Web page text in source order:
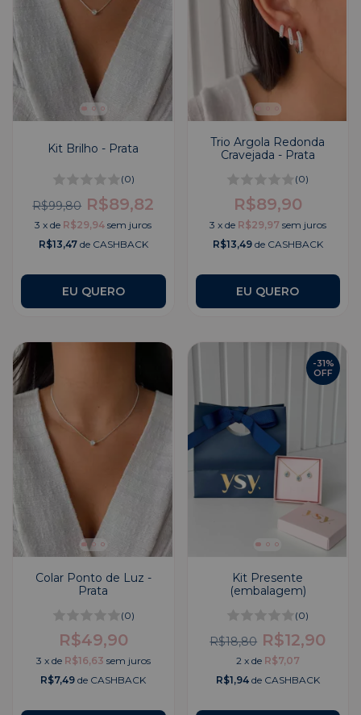
Kit Brilho - Prata
(0)
R$99,80 R$89,82
3 xde R$29,94 sem juros
R$13,47de CASHBACK
EU QUERO
Trio Argola Redonda
Cravejada - Prata
(0)
R$89,90
3 x de R$29,97 sem juros
R$13,49de CASHBACK
Colar Ponto de Luz -
Prata
(0)
R$49,90
3 x de R$16,63 sem juros
R$7,49 de CASHBACK
Kit Presente
(embalagem)
(0)
R$18,80 R$12,90
-31%
OFF
2 x de R$7,07
R$1,94de CASHBACK